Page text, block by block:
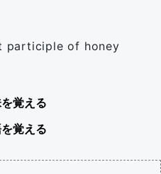
participle of honey
覚える
覚える